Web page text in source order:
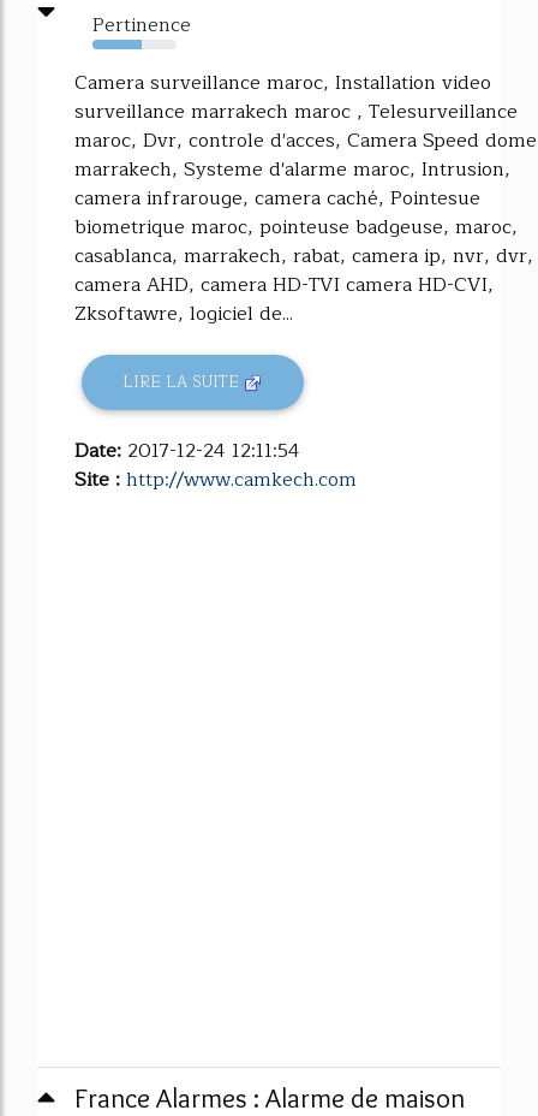
Pertinence
58%
Camera surveillance maroc, Installation video
surveillance marrakech maroc , Telesurveillance
maroc, Dvr, controle d'acces, Camera Speed dome
marrakech, Systeme d'alarme maroc, Intrusion,
camera infrarouge, camera caché, Pointesue
biometrique maroc, pointeuse badgeuse, maroc,
casablanca, marrakech, rabat, camera ip, nvr, dvr,
camera AHD, camera HD-TVI camera HD-CVI,
Zksoftawre, logiciel de...
LIRE LA SUITE
Date: 2017-12-24 12:11:54
Site :http://www.camkech.com
France Alarmes : Alarme de maison